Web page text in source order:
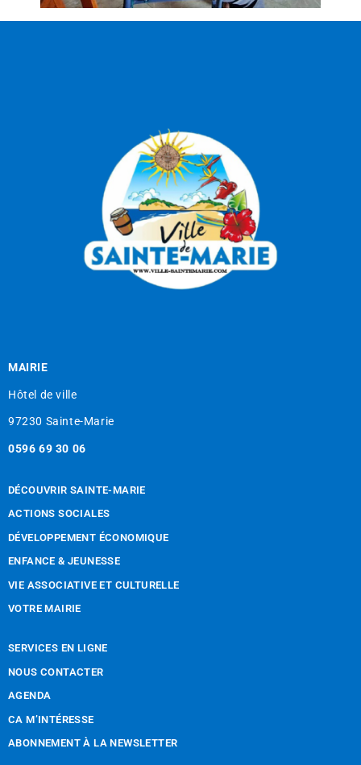
MAIRIE
Hôtel de ville
97230 Sainte-Marie
0596 69 30 06
DÉCOUVRIR SAINTE-MARIE
ACTIONS SOCIALES
DÉVELOPPEMENT ÉCONOMIQUE
ENFANCE & JEUNESSE
VIE ASSOCIATIVE ET CULTURELLE
VOTRE MAIRIE
SERVICES EN LIGNE
NOUS CONTACTER
AGENDA
CA M’INTÉRESSE
ABONNEMENT À LA NEWSLETTER